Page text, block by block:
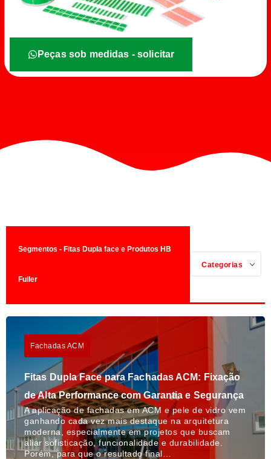
Peças sob medidas - solicitar
Segmentos - Fitas Dupla face e Produtos HB
Fuller
Categorias
Fachadas ACM
Fitas Dupla Face para Fachadas ACM: Fixação
de Alta Performance com Garantia e Segurança
A aplicação de fachadas em ACM e pele de vidro vem
ganhando cada vez mais destaque na arquitetura
moderna, especialmente em projetos que buscam
aliar sofisticação, funcionalidade e durabilidade.
Porém, para que o resultado final…